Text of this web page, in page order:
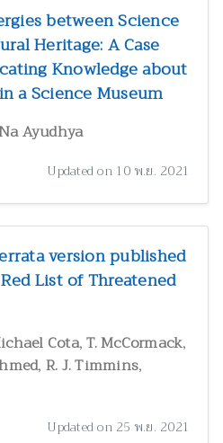
between Science
Heritage: A Case
Knowledge about
a Science Museum
Ayudhya
Updated on 10 พ.ย. 2021
version published
List of Threatened
Cota,T. McCormack,
, R. J. Timmins,
Updated on 25 พ.ย. 2021